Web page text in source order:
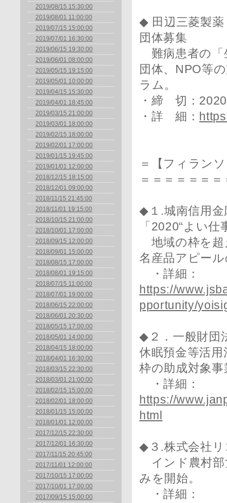
2019/08/15 15:30:00
2019/08/01 11:00:00
2019/07/15 15:00:00
2019/07/01 16:30:00
2019/06/15 19:30:00
2019/06/01 08:00:00
2019/05/15 19:15:00
2019/05/01 10:00:00
2019/04/15 15:30:00
2019/04/01 18:45:00
2019/03/15 21:00:00
2019/03/01 18:00:00
2019/02/15 18:00:00
2019/02/01 17:00:00
2019/01/15 19:45:00
2019/01/01 12:00:00
2018/12/15 18:15:00
2018/12/01 09:00:00
2018/11/15 21:45:00
2018/11/01 19:15:00
2018/10/15 21:00:00
2018/10/01 17:00:00
2018/09/15 12:00:00
2018/09/01 15:00:00
2018/08/15 17:00:00
2018/08/01 19:15:00
2018/07/15 11:00:00
2018/07/01 19:00:00
2018/06/15 22:00:00
2018/06/01 20:30:00
2018/05/15 17:00:00
2018/05/01 14:00:00
2018/04/15 18:00:00
2018/04/01 16:30:00
2018/03/15 22:30:00
2018/03/01 21:00:00
2018/02/15 15:00:00
2018/02/01 18:00:00
2018/01/15 15:00:00
2018/01/01 12:00:00
2017/12/15 22:30:00
2017/12/01 16:30:00
2017/11/15 20:45:00
2017/11/01 12:00:00
2017/10/15 17:00:00
2017/10/01 17:00:00
2017/09/15 15:00:00
◆ 田辺三菱製
団体募集
難病患者の「
団体、NPO等
ラム。
・締 切：
・詳 細：
＝【フィラン
＝＝＝＝＝＝＝
◆１.城南信用
「2020“よい
地域の枠を超
名産品アピー
・詳細：
https://
pportunity/
◆２．一般財団
休眠預金等活
枠の助成対象
・詳細：
https://
html
◆３.株式会社リ
インド農村部
みを開始。
・詳細：